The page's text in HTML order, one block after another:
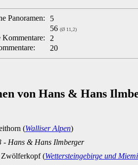
Panoramen:
5
56 (Ø 11,2)
Kommentare:
2
20
von Hans & Hans
(Walliser Alpen)
- Hans & Hans Ilmberger
(Wettersteingebirge und